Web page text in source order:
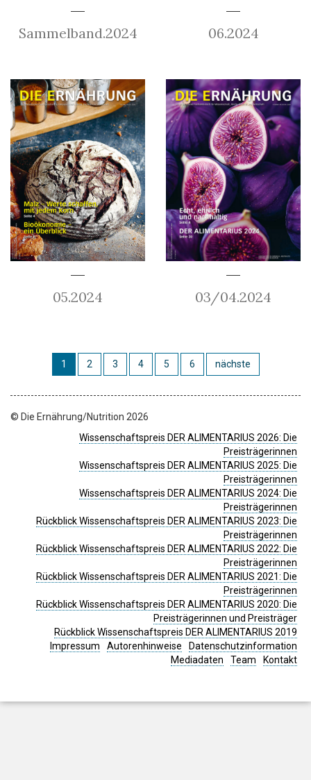
Sammelband.2024 06.2024
05.2024 03/04.2024
1 2 3 4 5 6 nächste
© Die Ernährung/Nutrition 2026
Wissenschaftspreis DER ALIMENTARIUS 2026: Die
Preisträgerinnen
Wissenschaftspreis DER ALIMENTARIUS 2025: Die
Preisträgerinnen
Wissenschaftspreis DER ALIMENTARIUS 2024: Die
Preisträgerinnen
Rückblick Wissenschaftspreis DER ALIMENTARIUS 2023: Die
Preisträgerinnen
Rückblick Wissenschaftspreis DER ALIMENTARIUS 2022: Die
Preisträgerinnen
Rückblick Wissenschaftspreis DER ALIMENTARIUS 2021: Die
Preisträgerinnen
Rückblick Wissenschaftspreis DER ALIMENTARIUS 2020: Die
Preisträgerinnen und Preisträger
Rückblick Wissenschaftspreis DER ALIMENTARIUS 2019
Impressum
Autorenhinweise
Datenschutzinformation
Mediadaten
Team Kontakt